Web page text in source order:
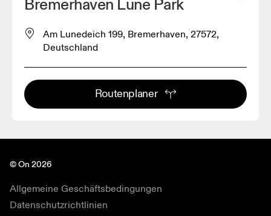
Bremerhaven Lune Park
Am Lunedeich 199, Bremerhaven, 27572,
Deutschland
Routenplaner
© On 2026
Allgemeine Geschäftsbedingungen
Datenschutzrichtlinien